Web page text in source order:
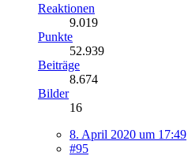
Reaktionen
9.019
Punkte
52.939
Beiträge
8.674
Bilder
16
8. April 2020 um 17:49
#95